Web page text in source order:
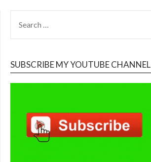
FOR:
SUBSCRIBE MY YOUTUBE CHANNEL